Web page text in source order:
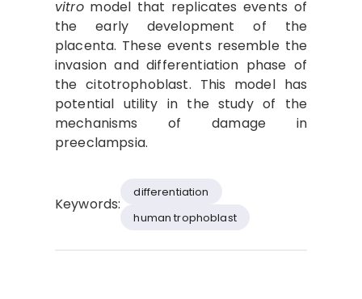
vitromodel that replicates events of
the early development of the
placenta. These events resemble the
invasion and differentiation phase of
the citotrophoblast. This model has
potential utility in the study of the
mechanisms of damage in
preeclampsia.
Keywords:
differentiation
human trophoblast